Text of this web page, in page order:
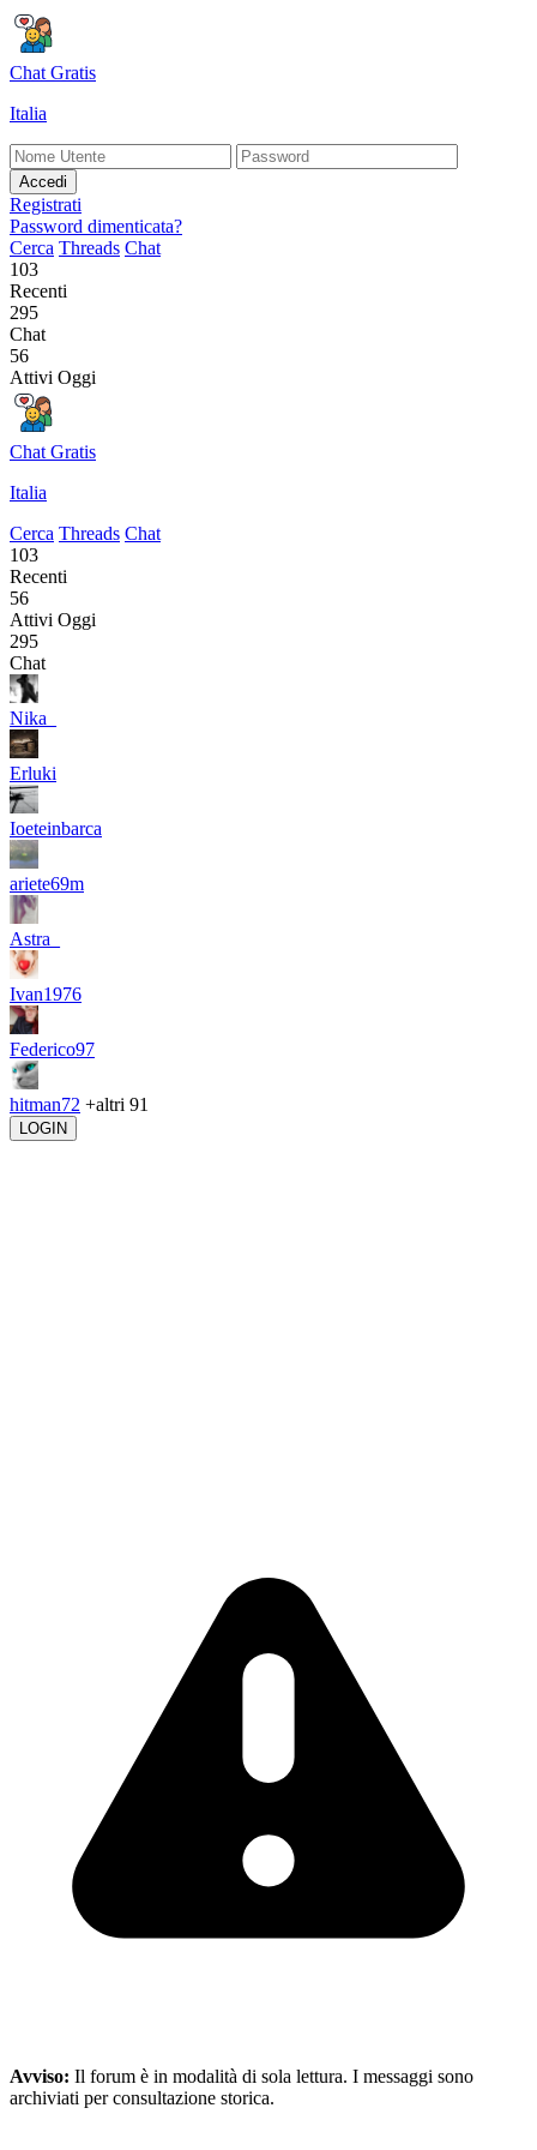
Chat Gratis
Italia
Accedi
Registrati
Password dimenticata?
Cerca Threads Chat
103
Recenti
295
Chat
56
Attivi Oggi
Chat Gratis
Italia
Cerca Threads Chat
103
Recenti
56
Attivi Oggi
295
Chat
Nika_
Erluki
Ioeteinbarca
ariete69m
Astra_
Ivan1976
Federico97
hitman72 +altri 91
LOGIN
Avviso: Il forum è in modalità di sola lettura. I messaggi sono
archiviati per consultazione storica.